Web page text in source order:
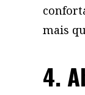
mais
4.